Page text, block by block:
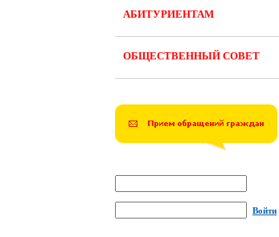
АБИТУРИЕНТАМ
ОБЩЕСТВЕННЫЙ СОВЕТ
Войти